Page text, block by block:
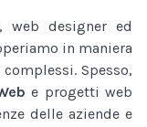
web designer ed
in maniera
Spesso,
e progetti web
delle aziende e